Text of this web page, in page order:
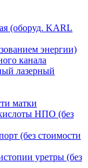
(оборуд. KARL
энергии)
канала
лазерный
матки
НПО (без
(без стоимости
уретры (без